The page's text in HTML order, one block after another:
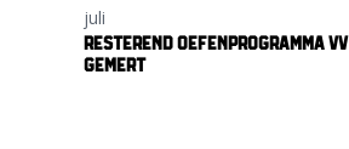
juli
RESTEREND OEFENPROGRAMMA VV
GEMERT